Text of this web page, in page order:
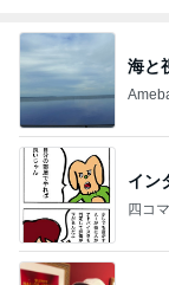
海と
イン
四コ